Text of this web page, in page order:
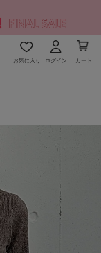
お気に入り ログイン カート